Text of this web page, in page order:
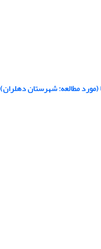
(مورد مطالعه: شهرستان دهلران)